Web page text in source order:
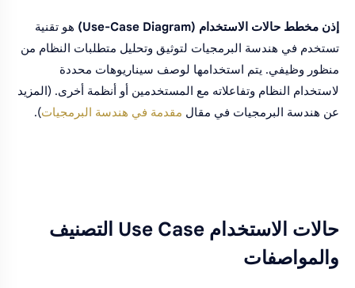
إذن مخطط حالات الاستخدام (Use-Case Diagram)
هو تقنية
تستخدم في هندسة البرمجيات لتوثيق وتحليل متطلبات النظام من
منظور وظيفي. يتم استخدامها لوصف سيناريوهات محددة
لاستخدام النظام وتفاعلاته مع المستخدمين أو أنظمة أخرى. (المزيد
عن هندسة البرمجيات في مقال مقدمة في هندسة البرمجيات).
حالات الاستخدام Use Case التصنيف
والمواصفات